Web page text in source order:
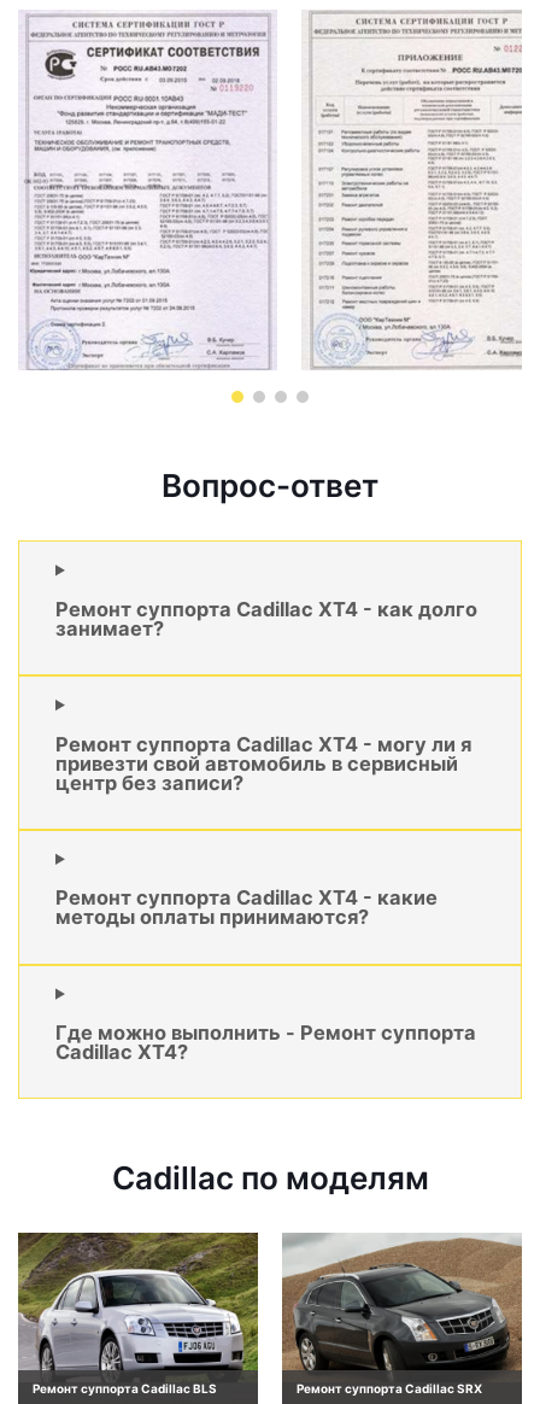
Вопрос-ответ
Ремонт суппорта Cadillac XT4 - как долго
занимает?
Ремонт суппорта Cadillac XT4 - могу ли я
привезти свой автомобиль в сервисный
центр без записи?
Ремонт суппорта Cadillac XT4 - какие
методы оплаты принимаются?
Где можно выполнить - Ремонт суппорта
Cadillac XT4?
Cadillac по моделям
Ремонт суппорта Cadillac BLS Ремонт суппорта Cadillac SRX